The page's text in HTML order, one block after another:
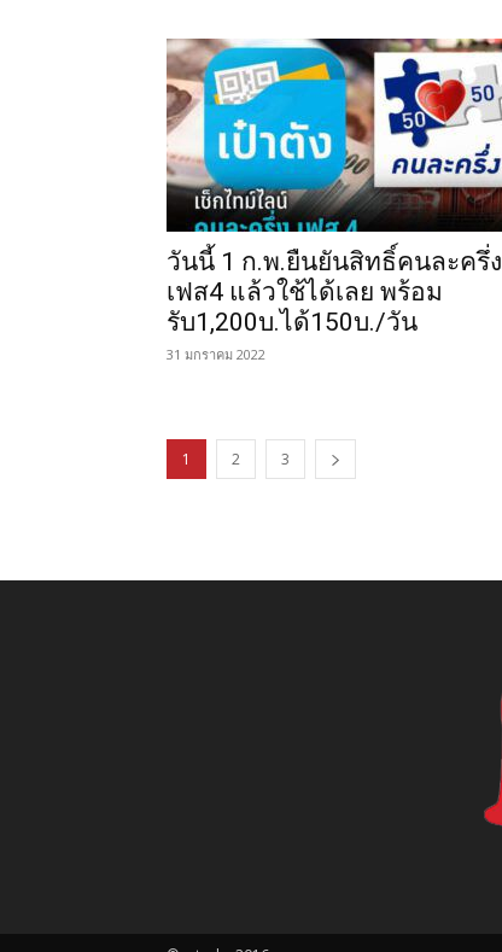
วันนี้ 1 ก.พ.ยืนยันสิทธิ์คนละครึ่ง
เฟส4 แล้วใช้ได้เลย พร้อม
รับ1,200บ.ได้150บ./วัน
31 มกราคม 2022
1 2 3